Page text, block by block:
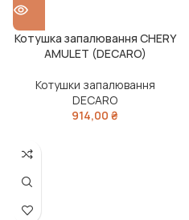
Котушка запалювання CHERY
AMULET (DECARO)
Котушки запалювання
DECARO
914,00 ₴